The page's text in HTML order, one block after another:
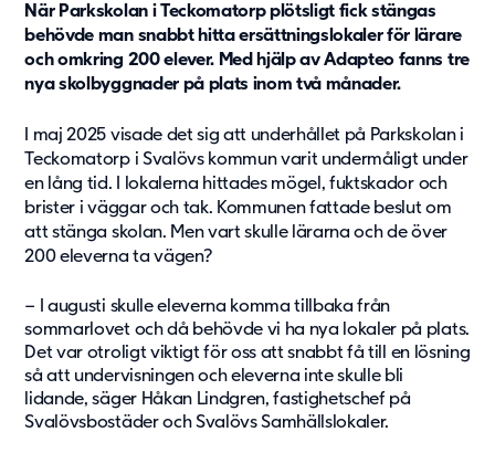
Hållbarhet
Vårt arbete
Hållbarhetsrapportering
Om oss
Om Adapteo
Kontakt
Press & Media
Service & Support
Kunskapsbanken
Det senaste från Adapteo
Kundreferenser
När Parkskolan i Teckomatorp plötsligt fick stängas
behövde man snabbt hitta ersättningslokaler för lärare
och omkring 200 elever. Med hjälp av Adapteo fanns tre
nya skolbyggnader på plats inom två månader.
I maj 2025 visade det sig att underhållet på Parkskolan i
Teckomatorp i Svalövs kommun varit undermåligt under
en lång tid. I lokalerna hittades mögel, fuktskador och
brister i väggar och tak. Kommunen fattade beslut om
att stänga skolan. Men vartskulle lärarna och de över
200 eleverna ta vägen?
– I augusti skulle eleverna komma tillbaka från
sommarlovet och då behövde vi ha nya lokaler på plats.
Det var otroligt viktigt för oss att snabbt få till en lösning
så att undervisningen och eleverna inte skulle bli
lidande, säger Håkan Lindgren, fastighetschef på
Svalövsbostäder och Svalövs Samhällslokaler.